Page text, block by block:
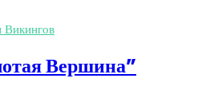
Вершина”